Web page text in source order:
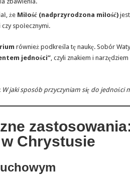
że Miłość (nadprzyrodzona miłość)jest
społecznymi.
również podkreśla tę naukę. Sobór
jedności”, czyli znakiem i
: W jaki sposób przyczyniam się do jedności
Chrystusie